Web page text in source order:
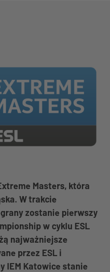
Masters, która
W trakcie
zostanie pierwszy
w cyklu ESL
najważniejsze
przez ESL i
IEM Katowice stanie